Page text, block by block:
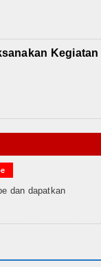
Kegiatan
dan dapatkan